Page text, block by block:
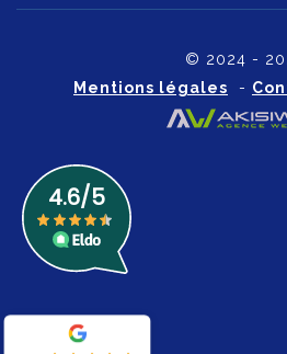
© 2024 -
Mentions légales -